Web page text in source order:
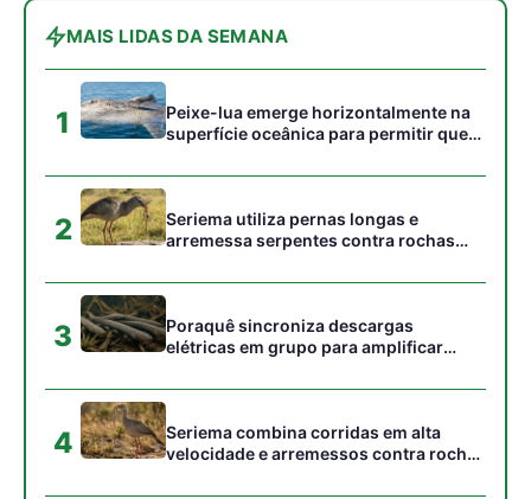
MAIS LIDAS DA SEMANA
1
Peixe-lua emerge horizontalmente na
superfície oceânica para permitir que
acumulados em sua pele
2
Seriema utiliza pernas longas e
arremessa serpentes contra rochas
campos
3
Poraquê sincroniza descargas
elétricas em grupo para amplificar
peixes maiores na Amazônia
4
Seriema combina corridas em alta
velocidade e arremessos contra rochas